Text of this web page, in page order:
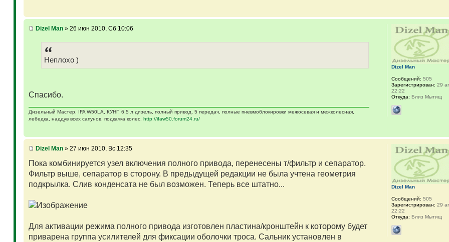
Dizel Man» 26 июн 2010, Сб 10:06
Неплохо )
Спасибо.
Дизельный Мастер. IFA W50LA, КУНГ, 6,5 л дизель, полный привод, 5 передач, полные пневмоблокировки межосевая и межколесная,
лебедка, наддув всех сапунов, подкачка колес. http://ifaw50.forum24.ru/
Dizel Man
Сообщений: 505
Зарегистрирован: 29
22:22
Откуда: Близ Мытищ
Dizel Man» 27 июн 2010, Вс 12:35
Пока комбинируется узел включения полного привода, перенесены т/фильтр и сепаратор.
Фильтр выше, сепаратор в сторону. В предыдущей редакции не была учтена геометрия
подкрылка. Слив конденсата не был возможен. Теперь все штатно...
Для активации режима полного привода изготовлен пластина/кронштейн к которому будет
приварена группа усилителей для фиксации оболочки троса. Сальник установлен в
Dizel Man
Сообщений: 505
Зарегистрирован: 29
22:22
Откуда: Близ Мытищ